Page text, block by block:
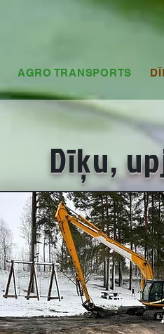
AGRO TRANSPORTS
Dīķu,